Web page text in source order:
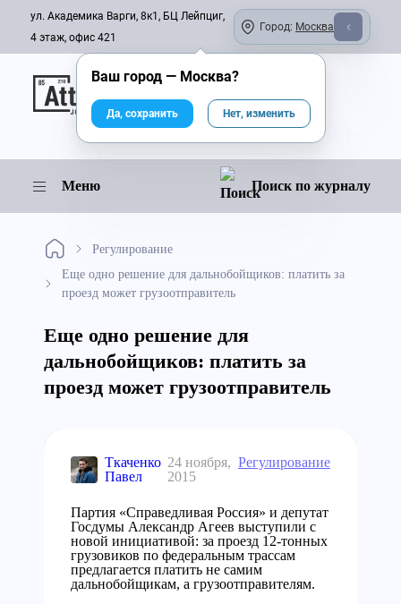
ул. Академика Варги, 8к1, БЦ Лейпциг,
4 этаж, офис 421
Город: Москва
Онлайн-журнал
Меню Поиск по журналу
Регулирование
Еще одно решение для дальнобойщиков: платить за
проезд может грузоотправитель
Еще одно решение для
дальнобойщиков: платить за
проезд может грузоотправитель
Ткаченко
Павел
24 ноября,
2015
Регулирование
Партия «Справедливая Россия» и депутат
Госдумы Александр Агеев выступили с
новой инициативой: за проезд 12-тонных
грузовиков по федеральным трассам
предлагается платить не самим
дальнобойщикам, а грузоотправителям.
Ваш город — Москва?
Да, сохранить Нет, изменить